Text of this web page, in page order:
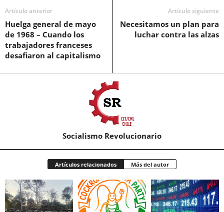
Artículo anterior
Huelga general de mayo
de 1968 – Cuando los
trabajadores franceses
desafiaron al capitalismo
Artículo siguiente
Necesitamos un plan para
luchar contra las alzas
Socialismo Revolucionario
Artículos relacionados Más del autor